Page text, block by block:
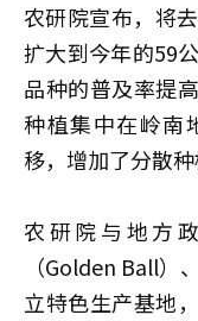
农研院宣布，将
扩大到今年的59
品种的普及率提
种植集中在岭南
移，增加了分散
农研院与地方
（Golden Ball）
立特色生产基地